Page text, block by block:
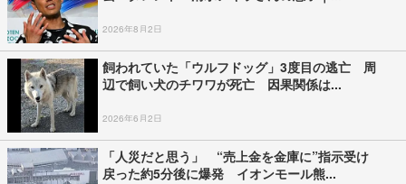
2026年8月2日
飼われていた「ウルフドッグ」3度目の逃亡 周
辺で飼い犬のチワワが死亡 因果関係は...
2026年6月2日
「人災だと思う」 “売上金を金庫に”指示受け
戻った約5分後に爆発 イオンモール熊...